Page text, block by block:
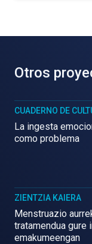
Otros
CUADERNO DE
La ingesta
como problema
ZIENTZIA KAIERA
Menstruazio
tratamendua gure
emakumeengan